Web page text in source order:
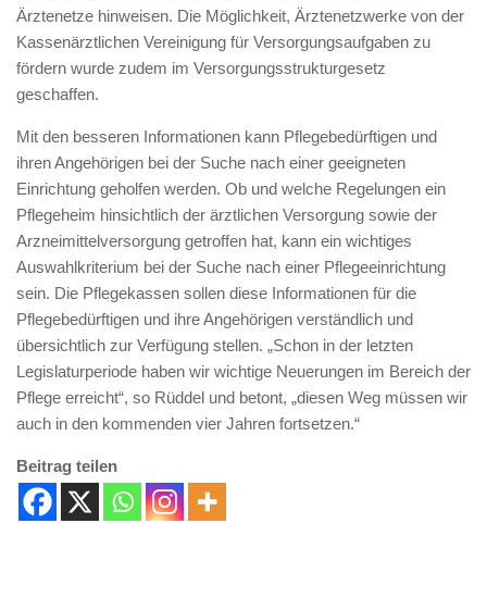
Ärztenetze hinweisen. Die Möglichkeit, Ärztenetzwerke von der
Kassenärztlichen Vereinigung für Versorgungsaufgaben zu
fördern wurde zudem im Versorgungsstrukturgesetz
geschaffen.
Mit den besseren Informationen kann Pflegebedürftigen und
ihren Angehörigen bei der Suche nach einer geeigneten
Einrichtung geholfen werden. Ob und welche Regelungen ein
Pflegeheim hinsichtlich der ärztlichen Versorgung sowie der
Arzneimittelversorgung getroffen hat, kann ein wichtiges
Auswahlkriterium bei der Suche nach einer Pflegeeinrichtung
sein. Die Pflegekassen sollen diese Informationen für die
Pflegebedürftigen und ihre Angehörigen verständlich und
übersichtlich zur Verfügung stellen. „Schon in der letzten
Legislaturperiode haben wir wichtige Neuerungen im Bereich der
Pflege erreicht“, so Rüddel und betont, „diesen Weg müssen wir
auch in den kommenden vier Jahren fortsetzen.“
Beitrag teilen